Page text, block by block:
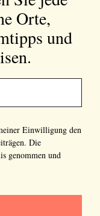
Orte,
und
Einwilligung den
Die
genommen und